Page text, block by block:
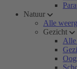
Natuur
Alle
Gezicht
Alle